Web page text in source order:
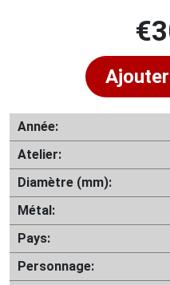
€
Année:
Atelier:
Diamètre (mm):
Métal:
Pays:
Personnage: